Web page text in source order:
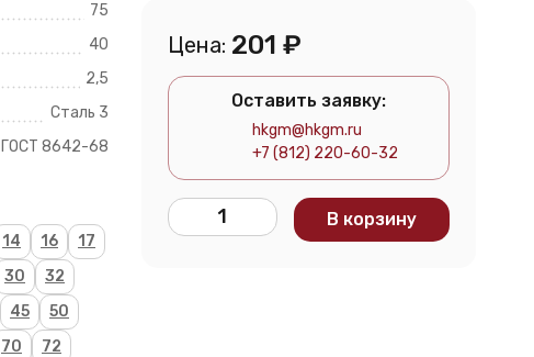
75
40
2,5
Сталь 3
ГОСТ 8642-68
14 16
17
30
32
45
50
70
72
Цена: 201 ₽
Оставить заявку:
hkgm@hkgm.ru
+7 (812) 220-60-32
В корзину